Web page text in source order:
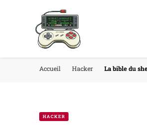
Accueil Hacker La bible du
HACKER